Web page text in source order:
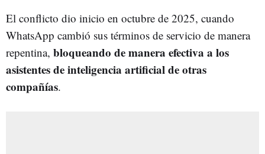
El conflicto dio inicio en octubre de 2025, cuando
WhatsApp cambió sus términos de servicio de manera
repentina, bloqueando de manera efectiva a los
asistentes de inteligencia artificial de otras
compañías.